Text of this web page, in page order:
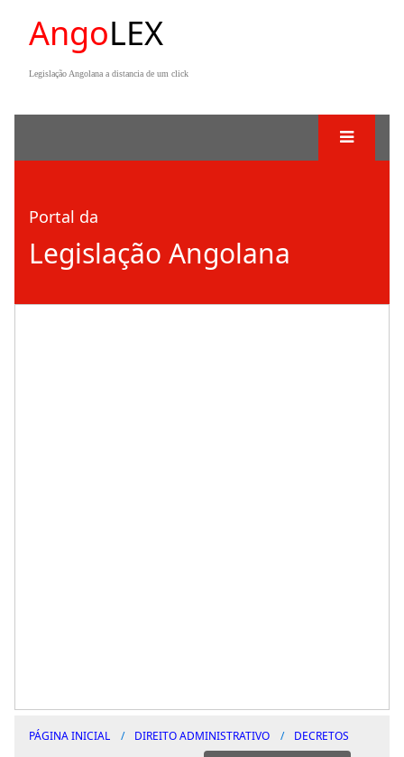
AngoLEX
Legislação Angolana a distancia de um click
Portal da
Legislação Angolana
PÁGINA INICIAL DIREITO ADMINISTRATIVO
DECRETOS